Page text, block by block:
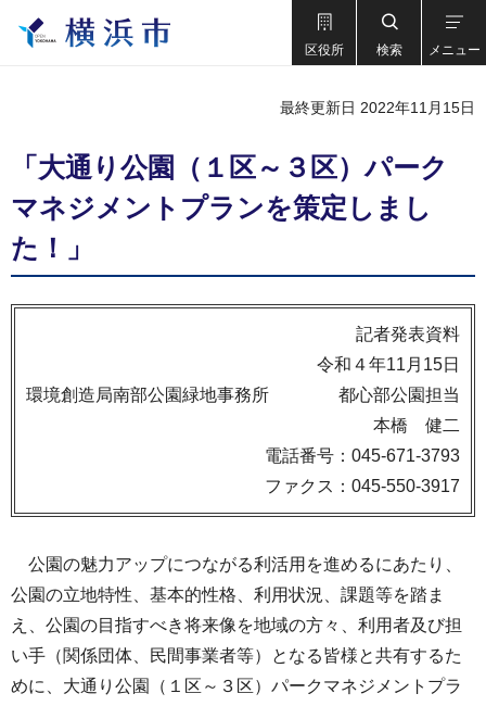
区役所 検索 メニュー
最終更新日 2022年11月15日
「大通り公園（１区～３区）パーク
マネジメントプランを策定しまし
た！」
記者発表資料
令和４年11月15日
環境創造局南部公園緑地事務所 都心部公園担当
本橋 健二
電話番号：045-671-3793
ファクス：045-550-3917
公園の魅力アップにつながる利活用を進めるにあたり、
公園の立地特性、基本的性格、利用状況、課題等を踏ま
え、公園の目指すべき将来像を地域の方々、利用者及び担
い手（関係団体、民間事業者等）となる皆様と共有するた
めに、大通り公園（１区～３区）パークマネジメントプラ